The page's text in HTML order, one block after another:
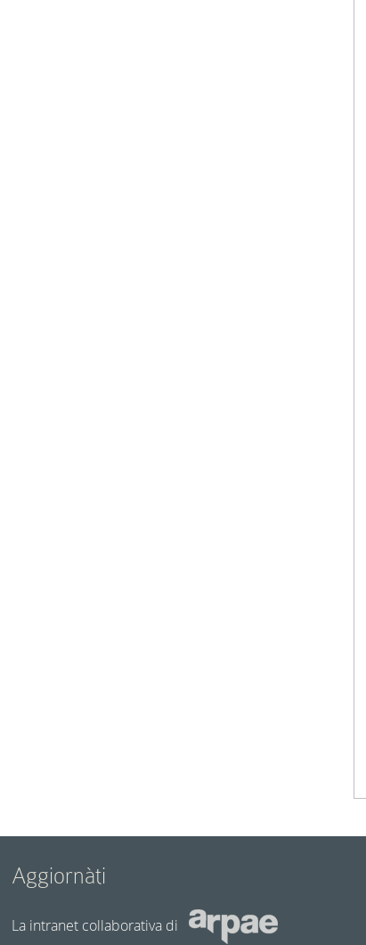
Aggiornàti
La intranet collaborativa di